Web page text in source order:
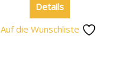
Details
Auf die Wunschliste